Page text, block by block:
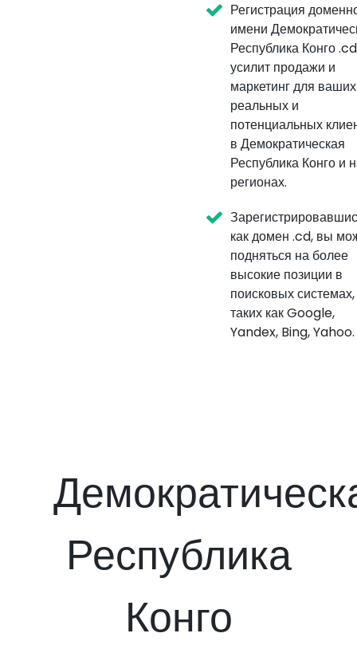
Регистрация
имени
Республика Конго .cd
усилит продажи и
маркетинг для ваших
реальных и
потенциальных
в Демократическая
Республика Конго и
регионах.
как домен .cd, вы
подняться на более
высокие позиции в
поисковых системах,
таких как Google,
Yandex, Bing, Yahoo.
Республика
Конго